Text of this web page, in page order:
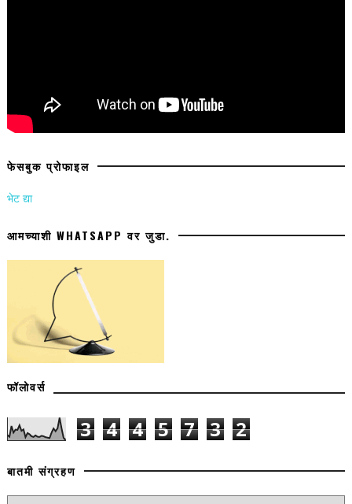
फेसबुक प्रोफाइल
भेट द्या
आमच्याशी WHATSAPP वर जुडा.
फॉलोवर्स
3 4 4 5 7 3 2
बातमी संग्रहण